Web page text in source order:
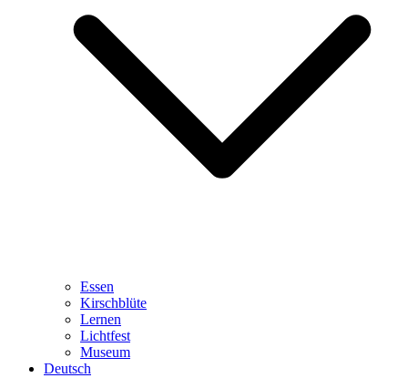
Essen
Kirschblüte
Lernen
Lichtfest
Museum
Deutsch